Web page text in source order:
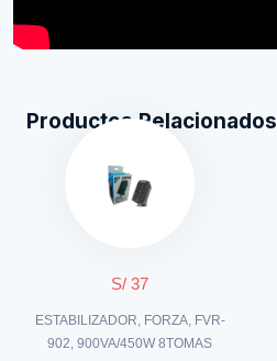
Productos Relacionados
S/ 37
ESTABILIZADOR, FORZA, FVR-
902, 900VA/450W 8TOMAS